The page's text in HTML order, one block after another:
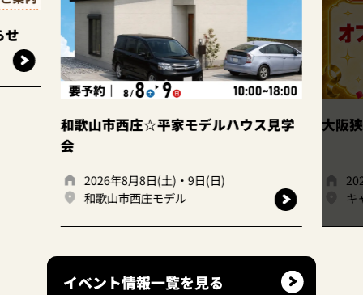
デルハウス見学 大阪狭山店｜ファイナルフェア開
2026年7月1日(火)、7月31日(金)
キャンディハウス大阪狭山店
このイベントは
終了しました
イベント情報一覧を見る